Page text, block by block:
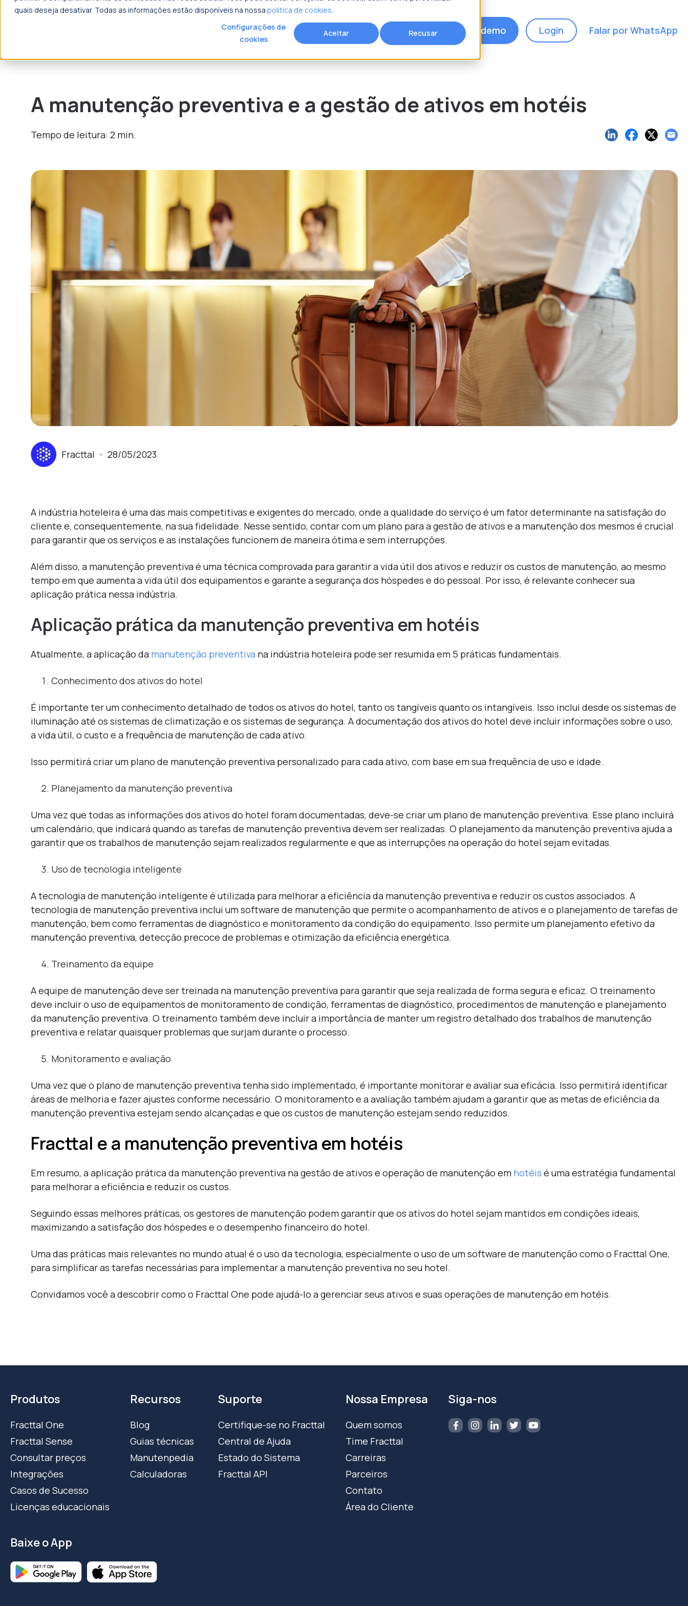
quais deseja desativar. Todas as informações estão disponíveis na nossa política de cookies.
Configurações de
cookies
Aceitar Recusar
Recursos Fracttal Agendar demo Login Falar por WhatsApp
o que procura?
A manutenção preventiva e a gestão de ativos em hotéis
Tempo de leitura: 2 min.
Fracttal 28/05/2023
A indústria hoteleira é uma das mais competitivas e exigentes do mercado, onde a qualidade do serviço é um fator determinante na satisfação do
cliente e, consequentemente, na sua fidelidade. Nesse sentido, contar com um plano para a gestão de ativos e a manutenção dos mesmos é crucial
para garantir que os serviços e as instalações funcionem de maneira ótima e sem interrupções.
Além disso, a manutenção preventiva é uma técnica comprovada para garantir a vida útil dos ativos e reduzir os custos de manutenção, ao mesmo
tempo em que aumenta a vida útil dos equipamentos e garante a segurança dos hóspedes e do pessoal. Por isso, é relevante conhecer sua
aplicação prática nessa indústria.
Aplicação prática da manutenção preventiva em hotéis
Atualmente, a aplicação da manutenção preventiva na indústria hoteleira pode ser resumida em 5 práticas fundamentais.
Conhecimento dos ativos do hotel
É importante ter um conhecimento detalhado de todos os ativos do hotel, tanto os tangíveis quanto os intangíveis. Isso inclui desde os sistemas de
iluminação até os sistemas de climatização e os sistemas de segurança. A documentação dos ativos do hotel deve incluir informações sobre o uso,
a vida útil, o custo e a frequência de manutenção de cada ativo.
Isso permitirá criar um plano de manutenção preventiva personalizado para cada ativo, com base em sua frequência de uso e idade.
Planejamento da manutenção preventiva
Uma vez que todas as informações dos ativos do hotel foram documentadas, deve-se criar um plano de manutenção preventiva. Esse plano incluirá
um calendário, que indicará quando as tarefas de manutenção preventiva devem ser realizadas. O planejamento da manutenção preventiva ajuda a
garantir que os trabalhos de manutenção sejam realizados regularmente e que as interrupções na operação do hotel sejam evitadas.
Uso de tecnologia inteligente
A tecnologia de manutenção inteligente é utilizada para melhorar a eficiência da manutenção preventiva e reduzir os custos associados. A
tecnologia de manutenção preventiva inclui um software de manutenção que permite o acompanhamento de ativos e o planejamento de tarefas de
manutenção, bem como ferramentas de diagnóstico e monitoramento da condição do equipamento. Isso permite um planejamento efetivo da
manutenção preventiva, detecção precoce de problemas e otimização da eficiência energética.
Treinamento da equipe
A equipe de manutenção deve ser treinada na manutenção preventiva para garantir que seja realizada de forma segura e eficaz. O treinamento
deve incluir o uso de equipamentos de monitoramento de condição, ferramentas de diagnóstico, procedimentos de manutenção e planejamento
da manutenção preventiva. O treinamento também deve incluir a importância de manter um registro detalhado dos trabalhos de manutenção
preventiva e relatar quaisquer problemas que surjam durante o processo.
Monitoramento e avaliação
Uma vez que o plano de manutenção preventiva tenha sido implementado, é importante monitorar e avaliar sua eficácia. Isso permitirá identificar
áreas de melhoria e fazer ajustes conforme necessário. O monitoramento e a avaliação também ajudam a garantir que as metas de eficiência da
manutenção preventiva estejam sendo alcançadas e que os custos de manutenção estejam sendo reduzidos.
Fracttal e a manutenção preventiva em hotéis
Em resumo, a aplicação prática da manutenção preventiva na gestão de ativos e operação de manutenção em hotéis é uma estratégia fundamental
para melhorar a eficiência e reduzir os custos.
Seguindo essas melhores práticas, os gestores de manutenção podem garantir que os ativos do hotel sejam mantidos em condições ideais,
maximizando a satisfação dos hóspedes e o desempenho financeiro do hotel.
Uma das práticas mais relevantes no mundo atual é o uso da tecnologia, especialmente o uso de um software de manutenção como o Fracttal One,
para simplificar as tarefas necessárias para implementar a manutenção preventiva no seu hotel.
Convidamos você a descobrir como o Fracttal One pode ajudá-lo a gerenciar seus ativos e suas operações de manutenção em hotéis.
Produtos
Fracttal One
Fracttal Sense
Consultar preços
Integrações
Casos de Sucesso
Licenças educacionais
Recursos
Blog
Guias técnicas
Manutenpedia
Calculadoras
Suporte
Certifique-se no Fracttal
Central de Ajuda
Estado do Sistema
Fracttal API
Nossa Empresa
Quem somos
Time Fracttal
Carreiras
Parceiros
Contato
Área do Cliente
Siga-nos
Baixe o App